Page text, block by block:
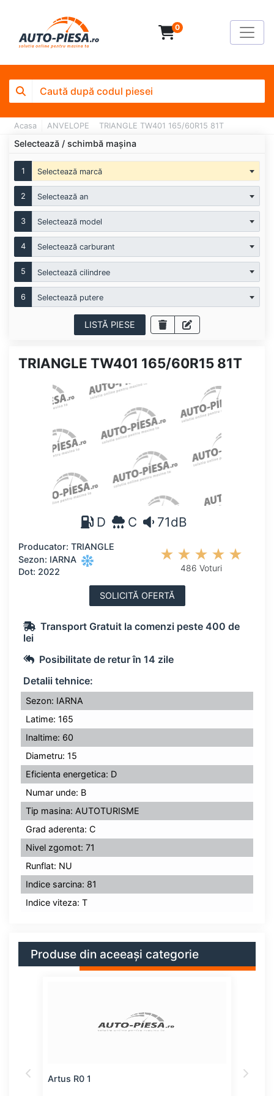
0
Acasa ANVELOPE TRIANGLE TW401 165/60R15 81T
Selectează / schimbă mașina
1 Selectează marcă
2 Selectează an
3 Selectează model
4 Selectează carburant
5 Selectează cilindree
6 Selectează putere
LISTĂ PIESE
TRIANGLE TW401 165/60R15 81T
D C 71dB
Producator: TRIANGLE
Sezon: IARNA
Dot: 2022
486 Voturi
SOLICITĂ OFERTĂ
Transport Gratuit la comenzi peste 400 de
lei
Posibilitate de retur în 14 zile
Detalii tehnice:
Sezon: IARNA
Latime: 165
Inaltime: 60
Diametru: 15
Eficienta energetica: D
Numar unde: B
Tip masina: AUTOTURISME
Grad aderenta: C
Nivel zgomot: 71
Runflat: NU
Indice sarcina: 81
Indice viteza: T
Produse din aceeași categorie
Artus R0 1